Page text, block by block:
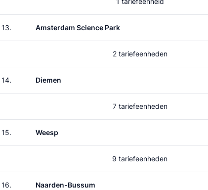
13. Amsterdam Science Park
2 tariefeenheden
14. Diemen
7 tariefeenheden
15. Weesp
9 tariefeenheden
16. Naarden-Bussum